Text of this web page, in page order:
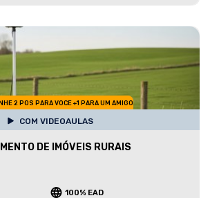
2 POS PARA VOCE +1 PARA UM AMIGO
COM VIDEOAULAS
DE IMÓVEIS RURAIS
100% EAD